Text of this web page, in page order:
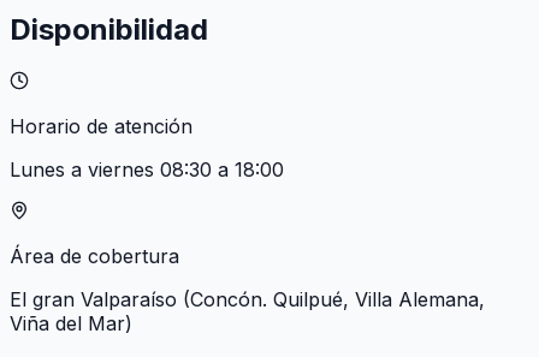
Disponibilidad
Horario de atención
Lunes a viernes 08:30 a 18:00
Área de cobertura
El gran Valparaíso (Concón. Quilpué, Villa Alemana,
Viña del Mar)